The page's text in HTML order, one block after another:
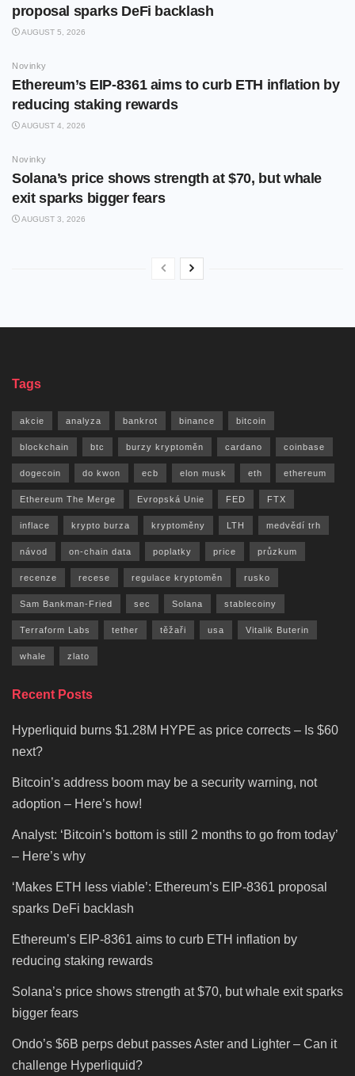
proposal sparks DeFi backlash
AUGUST 5, 2026
Novinky
Ethereum’s EIP-8361 aims to curb ETH inflation by
reducing staking rewards
AUGUST 4, 2026
Novinky
Solana’s price shows strength at $70, but whale
exit sparks bigger fears
AUGUST 3, 2026
Tags
akcie analyza bankrot binance bitcoin
blockchain btc burzy kryptoměn cardano coinbase
dogecoin do kwon ecb elon musk eth ethereum
Ethereum The Merge Evropská Unie FED FTX
inflace krypto burza kryptoměny LTH medvědí trh
návod on-chain data poplatky price průzkum
recenze recese regulace kryptoměn rusko
Sam Bankman-Fried sec Solana stablecoiny
Terraform Labs tether těžaři usa Vitalik Buterin
whale zlato
Recent Posts
Hyperliquid burns $1.28M HYPE as price corrects – Is $60
next?
Bitcoin’s address boom may be a security warning, not
adoption – Here’s how!
Analyst: ‘Bitcoin’s bottom is still 2 months to go from today’
– Here’s why
‘Makes ETH less viable’: Ethereum’s EIP-8361 proposal
sparks DeFi backlash
Ethereum’s EIP-8361 aims to curb ETH inflation by
reducing staking rewards
Solana’s price shows strength at $70, but whale exit sparks
bigger fears
Ondo’s $6B perps debut passes Aster and Lighter – Can it
challenge Hyperliquid?